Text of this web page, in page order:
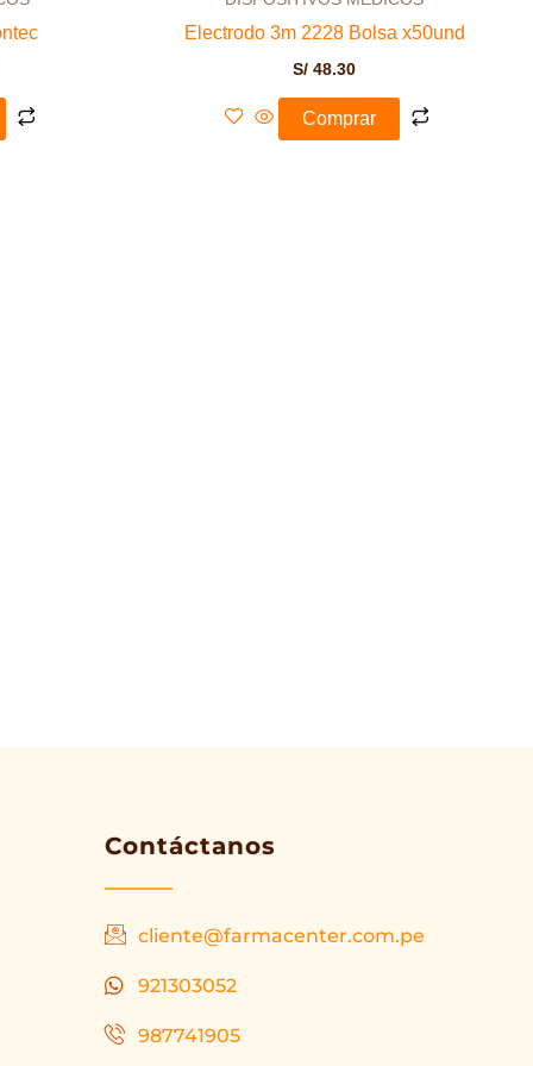
Electrodo 3m 2228 Bolsa x50und
S/ 48.30
Comprar
Contáctanos
cliente@farmacenter.com.pe
921303052
987741905